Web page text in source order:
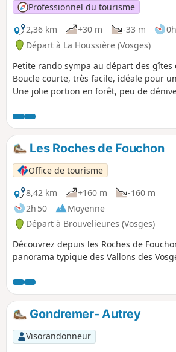
Professionnel du tourisme
2,36 km
+30 m -33 m
Départ à La Houssière (Vosges)
Petite rando sympa au départ des gîtes
Boucle courte, très facile, idéale pour
Une jolie portion en forêt, peu de
Les Roches de Fouchon
Office de tourisme
8,42 km
+160 m
-160 m
2h 50
Moyenne
Départ à Brouvelieures (Vosges)
Découvrez depuis les Roches de
panorama typique des Vallons des
Gondremer- Autrey
Visorandonneur